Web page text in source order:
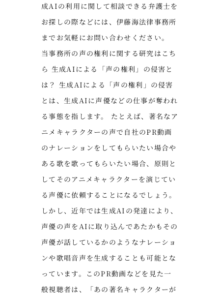
成AIの利用に関して相談できる弁護士を
お探しの際などには、伊藤海法律事務所
までお気軽にお問い合わせください。
当事務所の声の権利に関する研究はこち
ら 生成AIによる「声の権利」の侵害と
は？ 生成AIによる「声の権利」の侵害
とは、生成AIに声優などの仕事が奪われ
る事態を指します。 たとえば、著名なア
ニメキャラクターの声で自社のPR動画
のナレーションをしてもらいたい場合や
ある歌を歌ってもらいたい場合、原則と
してそのアニメキャラクターを演じてい
る声優に依頼することになるでしょう。
しかし、近年では生成AIの発達により、
声優の声をAIに取り込んであたかもその
声優が話しているかのようなナレーショ
ンや歌唱音声を生成することも可能とな
っています。このPR動画などを見た一
般視聴者は、「あの著名キャラクターが